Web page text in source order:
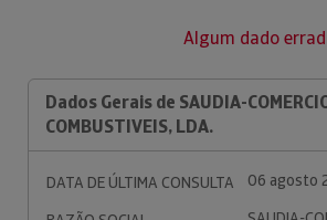
Algum dado
Dados Gerais de SAUDIA-
COMBUSTIVEIS, LDA.
DATA DE ÚLTIMA CONSULTA
06 agosto